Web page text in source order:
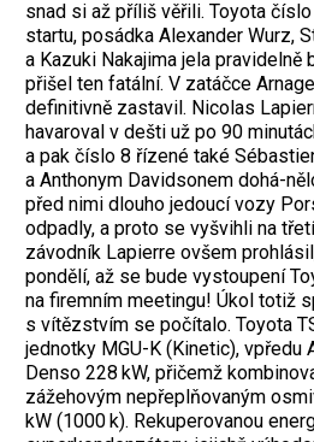
snad si až příliš věřili. Toyota
startu, posádka Alexander Wurz,
a Kazuki Nakajima jela pravidelně
přišel ten fatální. V zatáčce
definitivně zastavil. Nicolas
havaroval v dešti už po 90
a pak číslo 8 řízené také
a Anthonym Davidsonem dohá-
před nimi dlouho jedoucí vozy
odpadly, a proto se vyšvihli na
závodník Lapierre ovšem
pondělí, až se bude vystoupení
na firemním meetingu! Úkol totiž
s vítězstvím se počítalo. Toyota
jednotky MGU-K (Kinetic), vpředu
Denso 228 kW, přičemž
zážehovým nepřeplňovaným
kW (1000 k). Rekuperovanou